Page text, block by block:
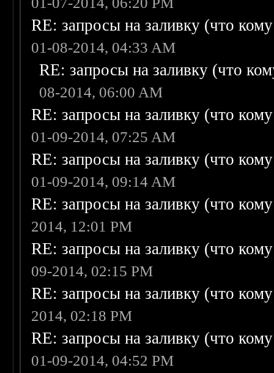
RE: запросы на заливку (что
01-08-2014, 04:33 AM
RE: запросы на заливку (что
08-2014, 06:00 AM
RE: запросы на заливку (что
01-09-2014, 07:25 AM
RE: запросы на заливку (что
01-09-2014, 09:14 AM
RE: запросы на заливку (что
2014, 12:01 PM
RE: запросы на заливку (что
09-2014, 02:15 PM
RE: запросы на заливку (что
2014, 02:18 PM
RE: запросы на заливку (что
01-09-2014, 04:52 PM